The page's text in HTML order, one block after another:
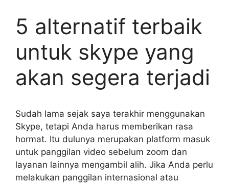
5 alternatif terbaik
untuk skype yang
akan segera terjadi
Sudah lama sejak saya terakhir menggunakan
Skype, tetapi Anda harus memberikan rasa
hormat. Itu dulunya merupakan platform masuk
untuk panggilan video sebelum zoom dan
layanan lainnya mengambil alih. Jika Anda perlu
melakukan panggilan internasional atau